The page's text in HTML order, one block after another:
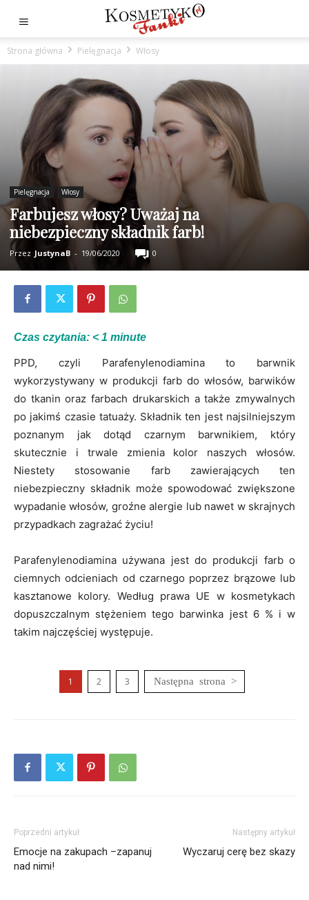
Strona główna Pielęgnacja Włosy
Pielęgnacja Włosy
Farbujesz włosy? Uważaj na
niebezpieczny składnik farb!
Przez JustynaB - 19/06/2020 0
Czas czytania: < 1 minute
PPD, czyli Parafenylenodiamina to barwnik
wykorzystywany w produkcji farb do włosów, barwików
do tkanin oraz farbach drukarskich a także zmywalnych
po jakimś czasie tatuaży. Składnik ten jest najsilniejszym
poznanym jak dotąd czarnym barwnikiem, który
skutecznie i trwale zmienia kolor naszych włosów.
Niestety stosowanie farb zawierających ten
niebezpieczny składnik może spowodować zwiększone
wypadanie włosów, groźne alergie lub nawet w skrajnych
przypadkach zagrażać życiu!
Parafenylenodiamina używana jest do produkcji farb o
ciemnych odcieniach od czarnego poprzez brązowe lub
kasztanowe kolory. Według prawa UE w kosmetykach
dopuszczalnym stężeniem tego barwinka jest 6 % i w
takim najczęściej występuje.
1 2 3
Poprzedni artykuł
Emocje na zakupach –zapanuj
nad nimi!
Następny artykuł
Wyczaruj cerę bez skazy